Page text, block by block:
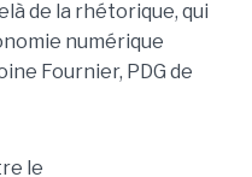
de la rhétorique, qui
numérique
Fournier, PDG de
le